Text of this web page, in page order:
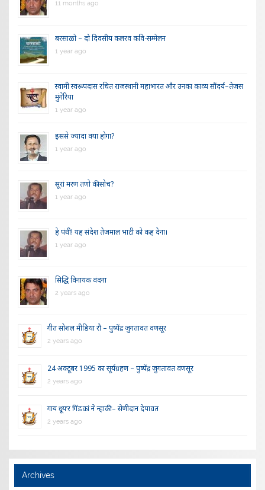
11 months ago
बरसाळो – दो दिवसीय कलरव कवि-सम्मेलन
1 year ago
स्वामी स्वरूपदास रचित राजस्थानी महाभारत और उनका काव्य सौंदर्य–तेजस
मुंगेरिया
1 year ago
इससे ज्यादा क्या होगा?
1 year ago
सूरां मरण तणो की सोच?
1 year ago
हे पंथी! यह संदेश तेजमाल भाटी को कह देना।
1 year ago
सिद्धि विनायक वंदना
2 years ago
गीत सोशल मीडिया रौ – पुष्पेंद्र जुगतावत वणसूर
2 years ago
24 अक्टूबर 1995 का सूर्यग्रहण – पुष्पेंद्र जुगतावत वणसूर
2 years ago
गाय दूय’र गिंडकां ने न्हाकी – सेणीदान देपावत
2 years ago
Archives